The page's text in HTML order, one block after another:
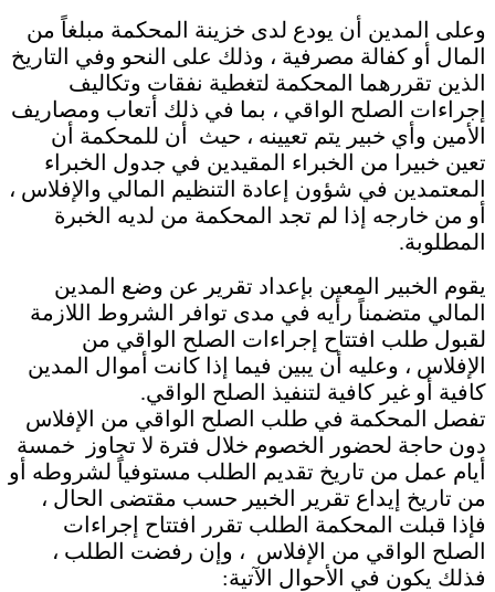
وعلى المدين أن يودع لدى خزينة المحكمة مبلغاً من
المال أو كفالة مصرفية ، وذلك على النحو وفي التاريخ
الذين تقررهما المحكمة لتغطية نفقات وتكاليف
إجراءات الصلح الواقي ، بما في ذلك أتعاب ومصاريف
الأمين وأي خبير يتم تعيينه ، حيث أن للمحكمة أن
تعين خبيرا من الخبراء المقيدين في جدول الخبراء
المعتمدين في شؤون إعادة التنظيم المالي والإفلاس ،
أو من خارجه إذا لم تجد المحكمة من لديه الخبرة
المطلوبة.
يقوم الخبير المعين بإعداد تقرير عن وضع المدين
المالي متضمناً رأيه في مدى توافر الشروط اللازمة
لقبول طلب افتتاح إجراءات الصلح الواقي من
الإفلاس ، وعليه أن يبين فيما إذا كانت أموال المدين
كافية أو غير كافية لتنفيذ الصلح الواقي.
تفصل المحكمة في طلب الصلح الواقي من الإفلاس
دون حاجة لحضور الخصوم خلال فترة لا تجاوز خمسة
أيام عمل من تاريخ تقديم الطلب مستوفياً لشروطه أو
من تاريخ إيداع تقرير الخبير حسب مقتضى الحال ،
فإذا قبلت المحكمة الطلب تقرر افتتاح إجراءات
الصلح الواقي من الإفلاس ، وإن رفضت الطلب ،
فذلك يكون في الأحوال الآتية: